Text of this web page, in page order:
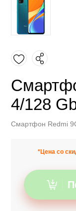
4/128
Смартфон Redmi
*Цена со